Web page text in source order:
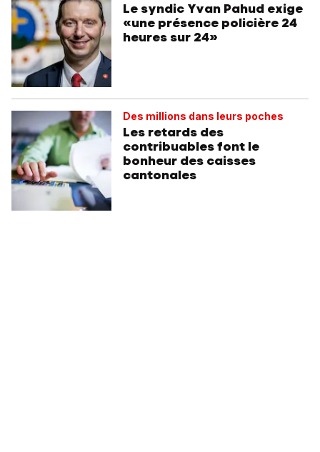
Le syndic Yvan Pahud exige
«une présence policière 24
heures sur 24»
Des millions dans leurs poches
Les retards des
contribuables font le
bonheur des caisses
cantonales